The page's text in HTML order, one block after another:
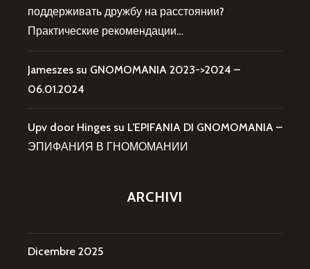
поддерживать дружбу на расстоянии?
Практические рекомендации…
Jameszes su GNOMOMANIA 2023->2024 –
06.01.2024
Upv door Hinges su L’EPIFANIA DI GNOMOMANIA –
ЭПИФАНИЯ В ГНОМОМАНИИ
ARCHIVI
Dicembre 2025